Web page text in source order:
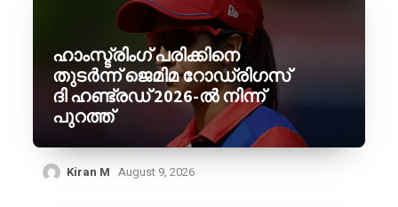
ഹാംസ്ട്രിംഗ് പരിക്കിനെ
തുടർന്ന് ജെമിമ റോഡ്രിഗസ്
ദി ഹണ്ട്രഡ് 2026-ൽ നിന്ന്
പുറത്ത്
Kiran M August 9, 2026